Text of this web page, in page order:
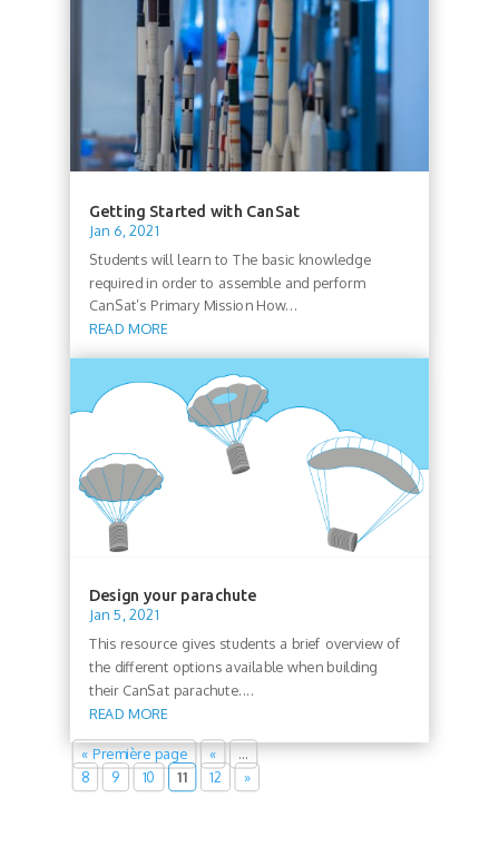
Getting Started with CanSat
Jan 6, 2021
Students will learn to The basic knowledge
required in order to assemble and perform
CanSat’s Primary Mission How...
READ MORE
Design your parachute
Jan 5, 2021
This resource gives students a brief overview of
the different options available when building
their CanSat parachute....
READ MORE
« Première page «
…
8
9 10 11 12 »